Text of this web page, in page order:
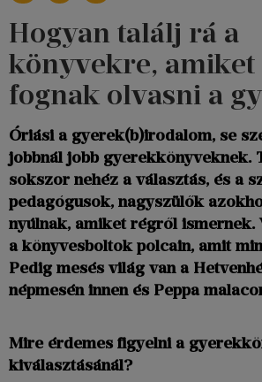
Hogyan találj rá a
könyvekre, amiket
fognak olvasni a
Óriási a gyerek(b)irodalom, se
jobbnál jobb gyerekkönyveknek.
sokszor nehéz a választás, és a
pedagógusok, nagyszülők
nyúlnak, amiket régről ismernek.
a könyvesboltok polcain, amit
Pedig mesés világ van a
népmesén innen és Peppa
Mire érdemes figyelni a
kiválasztásánál?